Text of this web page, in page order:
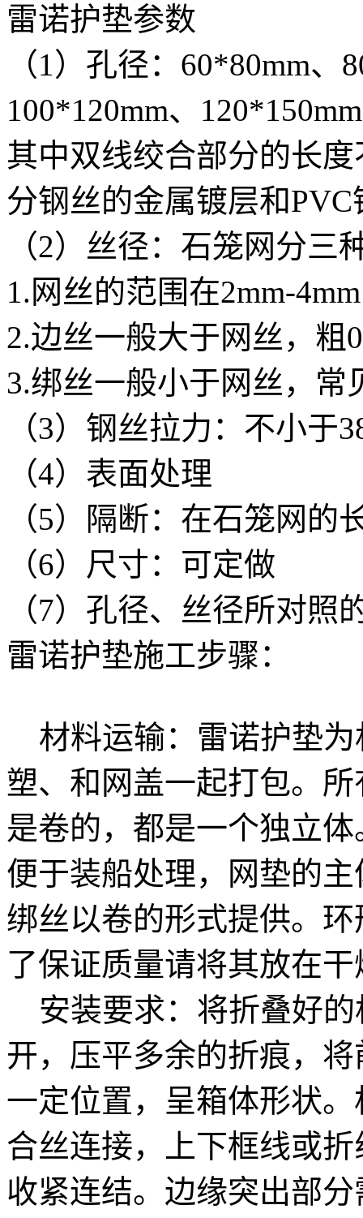
雷诺护垫参数
（1）孔径：60*80mm、
100*120mm、120*150mm
其中双线绞合部分的长
分钢丝的金属镀层和
（2）丝径：石笼网分
1.网丝的范围在2mm-4mm
2.边丝一般大于网丝，粗
3.绑丝一般小于网丝，常
（3）钢丝拉力：不小于
（4）表面处理
（5）隔断：在石笼网
（6）尺寸：可定做
（7）孔径、丝径所对照
雷诺护垫施工步骤：
材料运输：雷诺护垫为
塑、和网盖一起打包。
是卷的，都是一个独立
便于装船处理，网垫的
绑丝以卷的形式提供。
了保证质量请将其放在
安装要求：将折叠好的
开，压平多余的折痕，
一定位置，呈箱体形状
合丝连接，上下框线或
收紧连结。边缘突出部